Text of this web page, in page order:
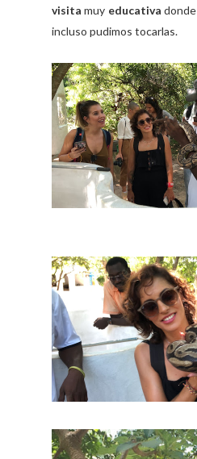
visita muy educativa donde
incluso pudimos tocarlas.